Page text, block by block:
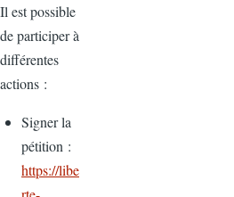
Il est possible
de participer à
différentes
actions :
Signer la
pétition :
https://libe